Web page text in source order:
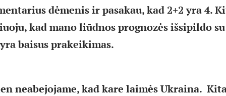
dėmenis ir pasakau, kad 2+2 yra 4.
kad mano liūdnos prognozės išsipildo
baisus prakeikimas.
neabejojame, kad kare laimės Ukraina.